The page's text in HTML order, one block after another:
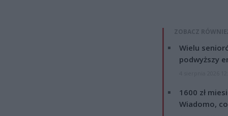
ZOBACZ
Wielu
podwyższy
1600 zł
Wiadomo,